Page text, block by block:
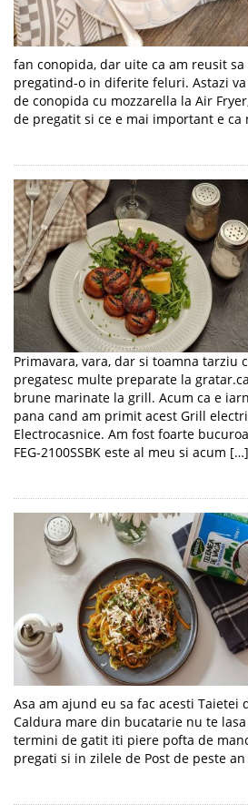
fan conopida, dar uite ca am reusit
pregatind-o in diferite feluri. Astazi
de conopida cu mozzarella la Air
de pregatit si ce e mai important e
Primavara, vara, dar si toamna tarziu
pregatesc multe preparate la
brune marinate la grill. Acum ca e
pana cand am primit acest Grill
Electrocasnice. Am fost foarte
FEG-2100SSBK este al meu si acum […]
Asa am ajund eu sa fac acesti Taietei
Caldura mare din bucatarie nu te lasa
termini de gatit iti piere pofta de
pregati si in zilele de Post de peste